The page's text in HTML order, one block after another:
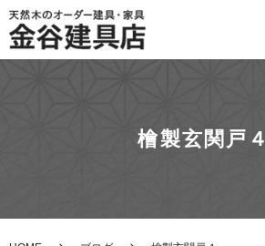
檜製玄関戸４